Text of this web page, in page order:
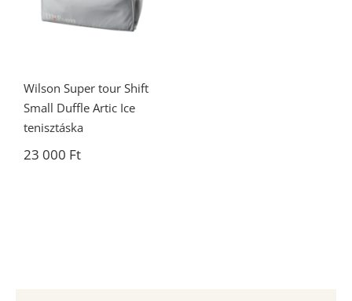
tenisztáska
Wilson Super tour Shift
Small Duffle Artic Ice
tenisztáska
23 000 Ft